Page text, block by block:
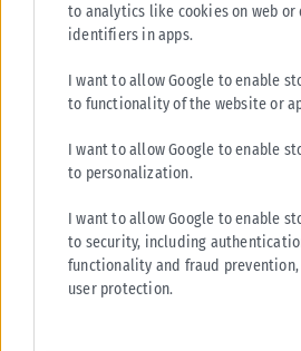
to analytics like cookies on web or
identifiers in apps.
I want to allow Google to enable
to functionality of the website or
I want to allow Google to enable
to personalization.
I want to allow Google to enable
to security, including
functionality and fraud
user protection.